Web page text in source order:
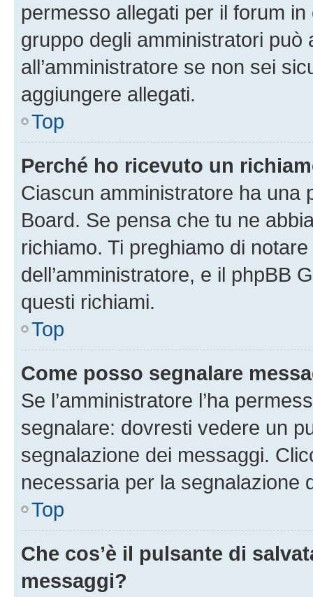
permesso allegati per il forum
gruppo degli amministratori può
all’amministratore se non sei
aggiungere allegati.
Top
Perché ho ricevuto un
Ciascun amministratore ha una
Board. Se pensa che tu ne
richiamo. Ti preghiamo di
dell’amministratore, e il phpBB
questi richiami.
Top
Come posso segnalare
Se l’amministratore l’ha
segnalare: dovresti vedere un
segnalazione dei messaggi.
necessaria per la segnalazione
Top
Che cos’è il pulsante di
messaggi?